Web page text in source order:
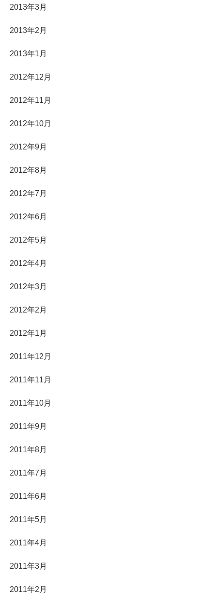
2013年3月
2013年2月
2013年1月
2012年12月
2012年11月
2012年10月
2012年9月
2012年8月
2012年7月
2012年6月
2012年5月
2012年4月
2012年3月
2012年2月
2012年1月
2011年12月
2011年11月
2011年10月
2011年9月
2011年8月
2011年7月
2011年6月
2011年5月
2011年4月
2011年3月
2011年2月